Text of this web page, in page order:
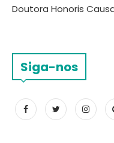
Doutora Honoris
Siga-nos